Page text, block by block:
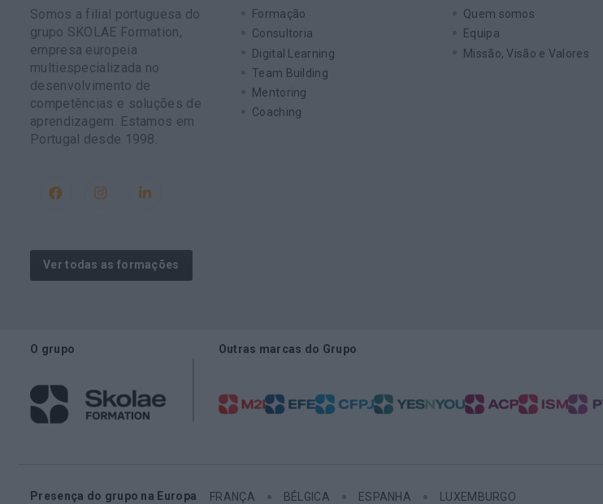
Somos a filial portuguesa do
grupo SKOLAE Formation,
empresa europeia
multiespecializada no
desenvolvimento de
competências e soluções de
aprendizagem. Estamos em
Portugal desde 1998.
Ver todas as formações
Formação
Consultoria
Digital Learning
Team Building
Mentoring
Coaching
Quem somos
Equipa
Missão, Visão e Valores
O grupo Outras marcas do Grupo
Presença do grupo na Europa FRANÇA BÉLGICA ESPANHA LUXEMBURGO